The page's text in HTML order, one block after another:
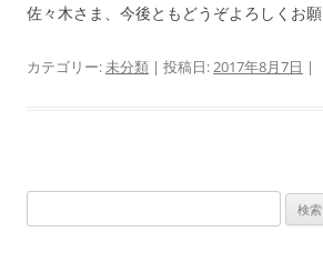
佐々木さま、今後ともどうぞよろしくお願
カテゴリー:未分類 | 投稿日:2017年8月7日 |
索: